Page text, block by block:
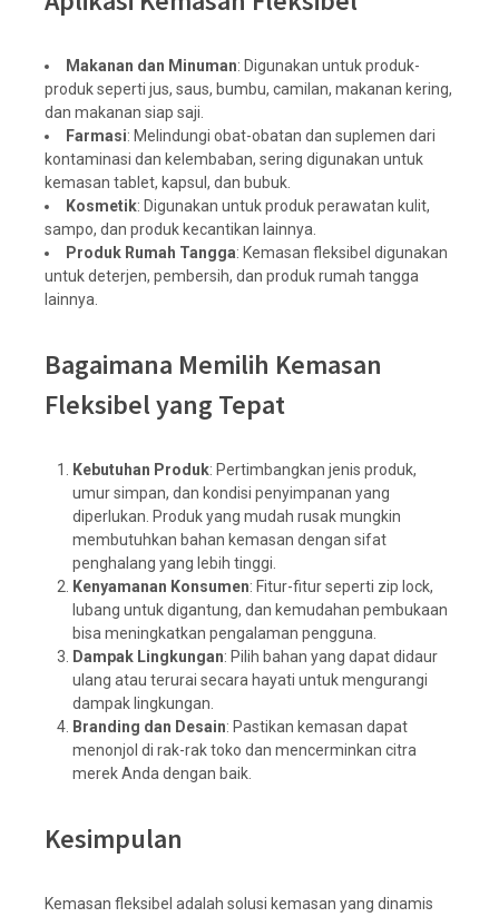
Makanan dan Minuman: Digunakan untuk produk-
produk seperti jus, saus, bumbu, camilan, makanan kering,
dan makanan siap saji.
Farmasi: Melindungi obat-obatan dan suplemen dari
kontaminasi dan kelembaban, sering digunakan untuk
kemasan tablet, kapsul, dan bubuk.
Kosmetik: Digunakan untuk produk perawatan kulit,
sampo, dan produk kecantikan lainnya.
Produk Rumah Tangga: Kemasan fleksibel digunakan
untuk deterjen, pembersih, dan produk rumah tangga
lainnya.
Bagaimana Memilih Kemasan
Fleksibel yang Tepat
Kebutuhan Produk: Pertimbangkan jenis produk,
umur simpan, dan kondisi penyimpanan yang
diperlukan. Produk yang mudah rusak mungkin
membutuhkan bahan kemasan dengan sifat
penghalang yang lebih tinggi.
Kenyamanan Konsumen: Fitur-fitur seperti zip lock,
lubang untuk digantung, dan kemudahan pembukaan
bisa meningkatkan pengalaman pengguna.
Dampak Lingkungan: Pilih bahan yang dapat didaur
ulang atau terurai secara hayati untuk mengurangi
dampak lingkungan.
Branding dan Desain: Pastikan kemasan dapat
menonjol di rak-rak toko dan mencerminkan citra
merek Anda dengan baik.
Kesimpulan
Kemasan fleksibel adalah solusi kemasan yang dinamis